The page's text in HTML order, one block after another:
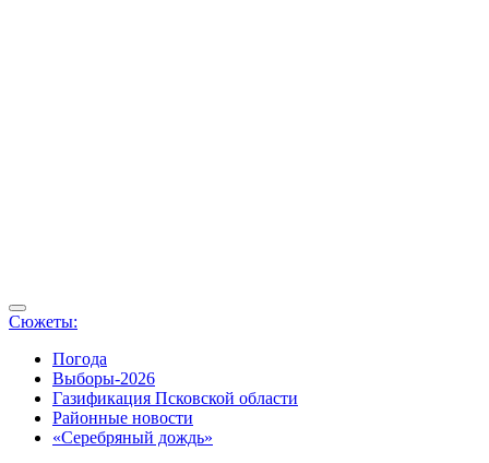
Сюжеты:
Погода
Выборы-2026
Газификация Псковской области
Районные новости
«Серебряный дождь»